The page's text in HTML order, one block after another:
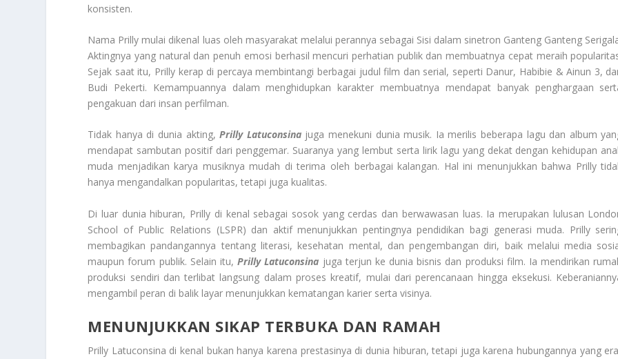
konsisten.
Nama Prilly mulai dikenal luas oleh masyarakat melalui perannya sebagai Sisi dalam sinetron Ganteng Ganteng
Aktingnya yang natural dan penuh emosi berhasil mencuri perhatian publik dan membuatnya cepat meraih
Sejak saat itu, Prilly kerap di percaya membintangi berbagai judul film dan serial, seperti Danur, Habibie & Ainun 3,
Budi Pekerti. Kemampuannya dalam menghidupkan karakter membuatnya mendapat banyak penghargaan
pengakuan dari insan perfilman.
Tidak hanya di dunia akting,Prilly Latuconsinajuga menekuni dunia musik. Ia merilis beberapa lagu dan album
mendapat sambutan positif dari penggemar. Suaranya yang lembut serta lirik lagu yang dekat dengan kehidupan
muda menjadikan karya musiknya mudah di terima oleh berbagai kalangan. Hal ini menunjukkan bahwa Prilly
hanya mengandalkan popularitas, tetapi juga kualitas.
Di luar dunia hiburan, Prilly di kenal sebagai sosok yang cerdas dan berwawasan luas. Ia merupakan lulusan
School of Public Relations (LSPR) dan aktif menunjukkan pentingnya pendidikan bagi generasi muda. Prilly
membagikan pandangannya tentang literasi, kesehatan mental, dan pengembangan diri, baik melalui media
maupun forum publik. Selain itu,Prilly Latuconsina juga terjun ke dunia bisnis dan produksi film. Ia mendirikan
produksi sendiri dan terlibat langsung dalam proses kreatif, mulai dari perencanaan hingga eksekusi.
mengambil peran di balik layar menunjukkan kematangan karier serta visinya.
MENUNJUKKAN SIKAP TERBUKA DAN RAMAH
Prilly Latuconsina di kenal bukan hanya karena prestasinya di dunia hiburan, tetapi juga karena hubungannya yang